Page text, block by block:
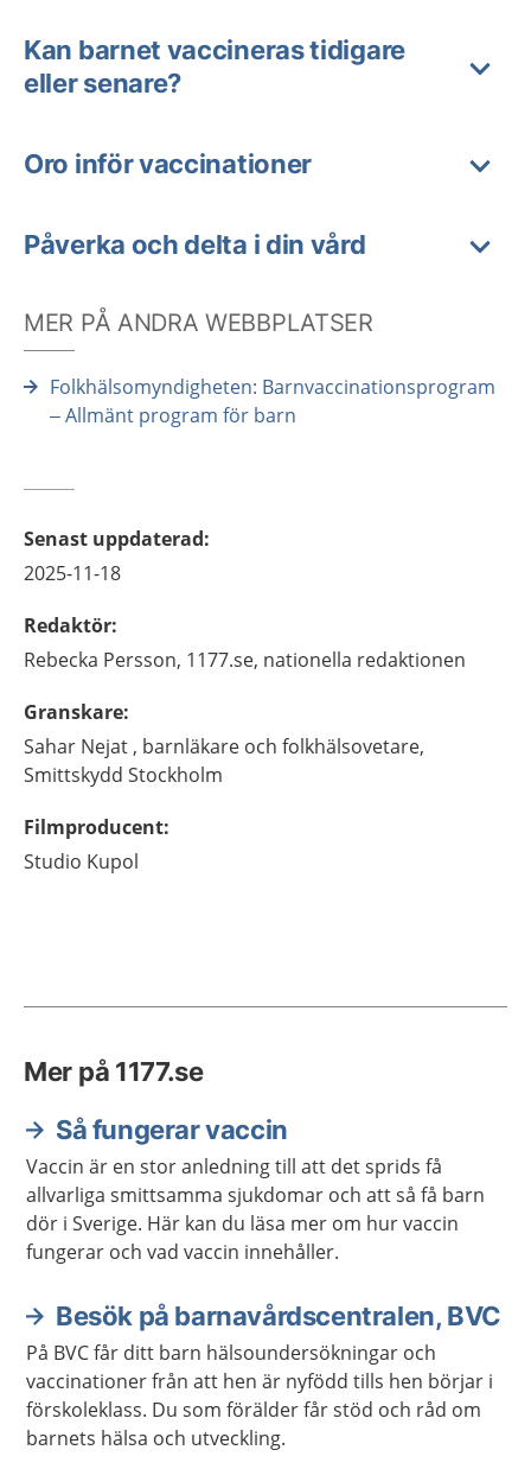
Kan barnet vaccineras tidigare
eller senare?
Oro inför vaccinationer
Påverka och delta i din vård
MER PÅ ANDRA WEBBPLATSER
Folkhälsomyndigheten: Barnvaccinationsprogram
– Allmänt program för barn
Senast uppdaterad:
2025-11-18
Redaktör:
Rebecka Persson, 1177.se, nationella redaktionen
Granskare:
Sahar Nejat , barnläkare och folkhälsovetare,
Smittskydd Stockholm
Filmproducent:
Studio Kupol
Mer på 1177.se
Så fungerar vaccin
Vaccin är en stor anledning till att det sprids få
allvarliga smittsamma sjukdomar och att så få barn
dör i Sverige. Här kan du läsa mer om hur vaccin
fungerar och vad vaccin innehåller.
Besök på barnavårdscentralen, BVC
På BVC får ditt barn hälsoundersökningar och
vaccinationer från att hen är nyfödd tills hen börjar i
förskoleklass. Du som förälder får stöd och råd om
barnets hälsa och utveckling.